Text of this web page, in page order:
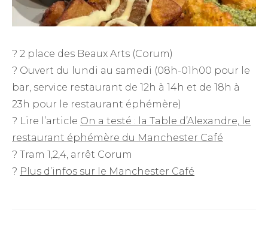
? 2 place des Beaux Arts (Corum)
? Ouvert du lundi au samedi (08h-01h00 pour le
bar, service restaurant de 12h à 14h et de 18h à
23h pour le restaurant éphémère)
? Lire l’article On a testé : la Table d’Alexandre, le
restaurant éphémère du Manchester Café
? Tram 1,2,4, arrêt Corum
? Plus d’infos sur le Manchester Café